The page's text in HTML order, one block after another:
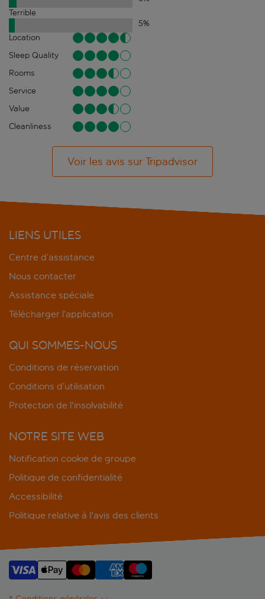
Terrible
5%
Location
Sleep Quality
Rooms
Service
Value
Cleanliness
Voir les avis sur Tripadvisor
LIENS UTILES
Centre d’assistance
Nous contacter
Assistance spéciale
Télécharger l’application
QUI SOMMES-NOUS
Conditions de réservation
Conditions d’utilisation
Protection de l'insolvabilité
NOTRE SITE WEB
Notification cookie de groupe
Politique de confidentialité
Accessibilité
Politique relative à l'avis des clients